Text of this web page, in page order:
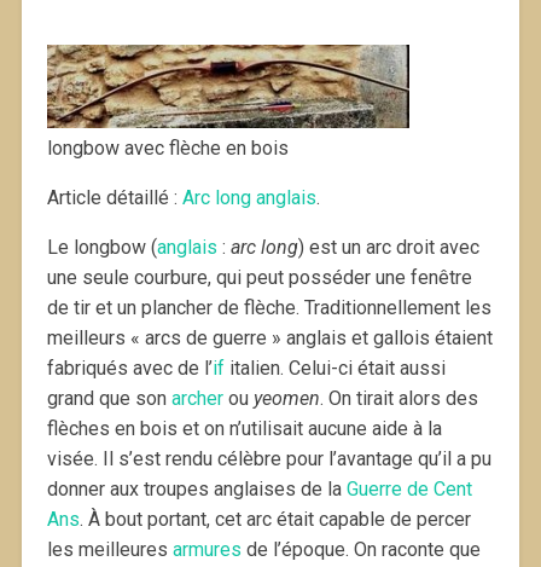
longbow avec flèche en bois
Article détaillé : Arc long anglais.
Le longbow (anglais : arc long) est un arc droit avec
une seule courbure, qui peut posséder une fenêtre
de tir et un plancher de flèche. Traditionnellement les
meilleurs « arcs de guerre » anglais et gallois étaient
fabriqués avec de l’ifitalien. Celui-ci était aussi
grand que son archerou yeomen. On tirait alors des
flèches en bois et on n’utilisait aucune aide à la
visée. Il s’est rendu célèbre pour l’avantage qu’il a pu
donner aux troupes anglaises de la Guerre de Cent
Ans. À bout portant, cet arc était capable de percer
les meilleures armures de l’époque. On raconte que